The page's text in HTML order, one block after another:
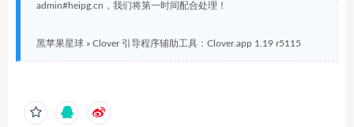
admin#heipg.cn，我们将第一时间配合处理！
黑苹果星球 » Clover 引导程序辅助工具：Clover.app 1.19 r5115